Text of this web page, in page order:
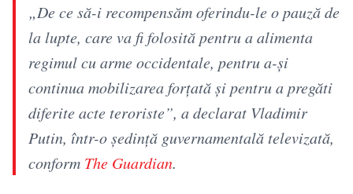
„De ce să-i recompensăm oferindu-le o pauză de
la lupte, care va fi folosită pentru a alimenta
regimul cu arme occidentale, pentru a-și
continua mobilizarea forțată și pentru a pregăti
diferite acte teroriste”, a declarat Vladimir
Putin, într-o ședință guvernamentală televizată,
conform The Guardian.